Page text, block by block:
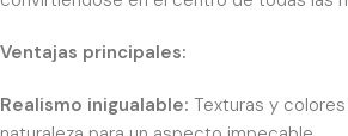
Ventajas principales:
Realismo inigualable: Texturas y